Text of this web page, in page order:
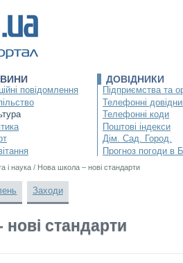
повідомлення
ДОВІДНИКИ
Підприємства та
Телефонні
Телефонні коди
Поштові індекси
Дім. Сад. Город.
Прогноз погоди в
і наука / Нова школа – нові стандарти
Заходи
стандарти